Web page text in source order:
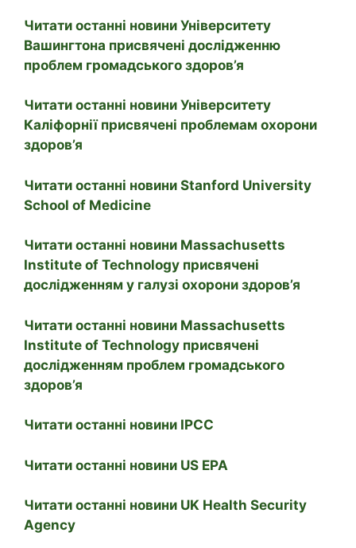
Читати останні новини Університету
Вашингтона присвячені дослідженню
проблем громадського здоров’я
Читати останні новини Університету
Каліфорнії присвячені проблемам охорони
здоров’я
Читати останні новини Stanford University
School of Medicine
Читати останні новини Massachusetts
Institute of Technology присвячені
дослідженням у галузі охорони здоров’я
Читати останні новини Massachusetts
Institute of Technology присвячені
дослідженням проблем громадського
здоров’я
Читати останні новини IPCC
Читати останні новини US EPA
Читати останні новини UK Health Security
Agency